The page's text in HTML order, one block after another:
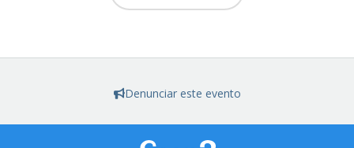
Denunciar este evento